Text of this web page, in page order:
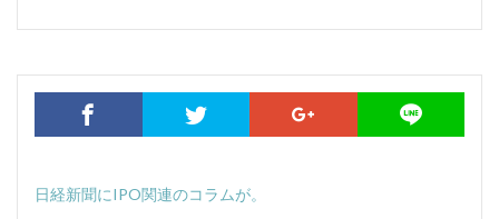
日経新聞にIPO関連のコラムが。